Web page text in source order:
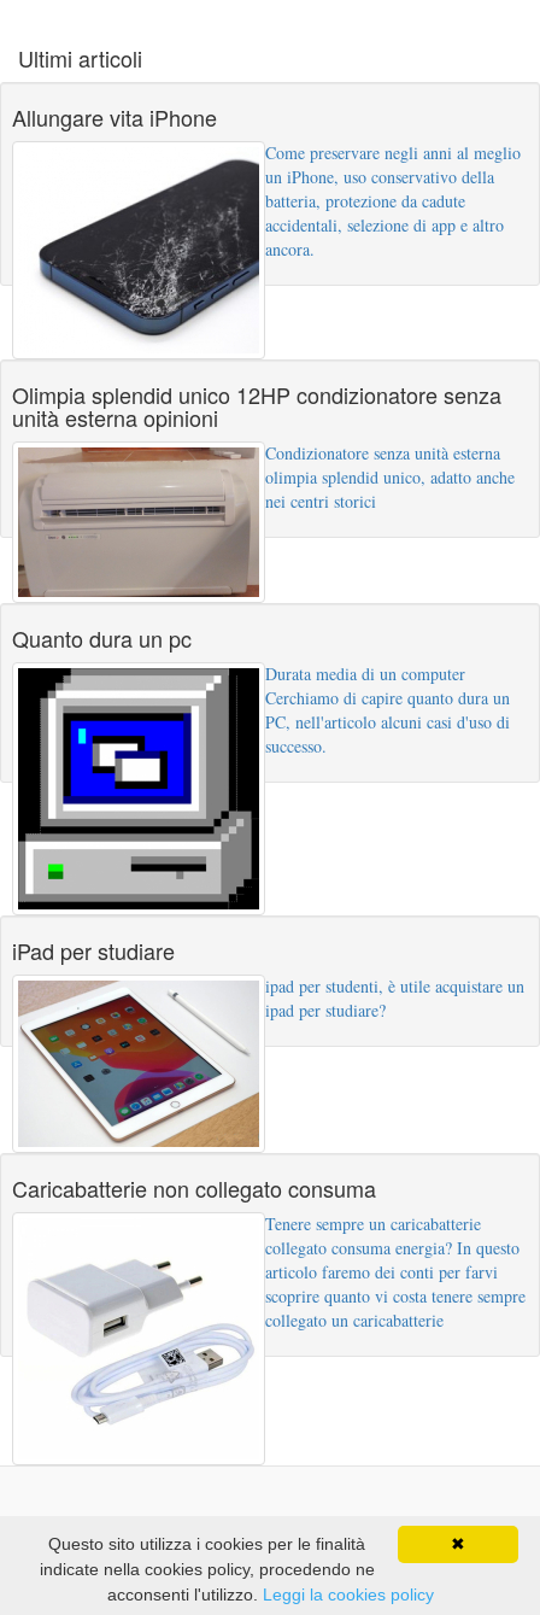
Ultimi articoli
Allungare vita iPhone
Come preservare negli anni al meglio
un iPhone, uso conservativo della
batteria, protezione da cadute
accidentali, selezione di app e altro
ancora.
Olimpia splendid unico 12HP condizionatore senza
unità esterna opinioni
Condizionatore senza unità esterna
olimpia splendid unico, adatto anche
nei centri storici
Quanto dura un pc
Durata media di un computer
Cerchiamo di capire quanto dura un
PC, nell'articolo alcuni casi d'uso di
successo.
iPad per studiare
ipad per studenti, è utile acquistare un
ipad per studiare?
Caricabatterie non collegato consuma
Tenere sempre un caricabatterie
collegato consuma energia? In questo
articolo faremo dei conti per farvi
scoprire quanto vi costa tenere sempre
collegato un caricabatterie
Back to top
✖
Questo sito utilizza i cookies per le finalità
indicate nella cookies policy, procedendo ne
acconsenti l'utilizzo. Leggi la cookies policy